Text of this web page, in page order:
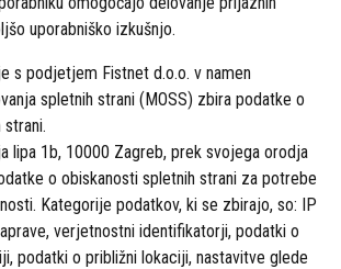
uporabniško izkušnjo.
s podjetjem Fistnet d.o.o. v namen
spletnih strani (MOSS) zbira podatke o
lipa 1b, 10000 Zagreb, prek svojega orodja
o obiskanosti spletnih strani za potrebe
Kategorije podatkov, ki se zbirajo, so: IP
verjetnostni identifikatorji, podatki o
podatki o približni lokaciji, nastavitve glede